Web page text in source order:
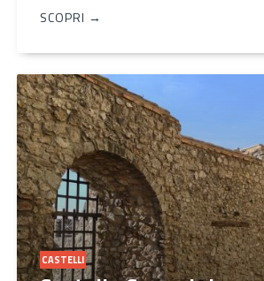
SCOPRI →
CASTELLI